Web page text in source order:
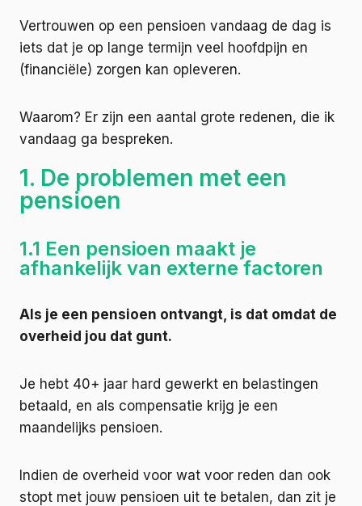
Vertrouwen op een pensioen vandaag de dag is
iets dat je op lange termijn veel hoofdpijn en
(financiële) zorgen kan opleveren.
Waarom? Er zijn een aantal grote redenen, die ik
vandaag ga bespreken.
1. De problemen met een
pensioen
1.1 Een pensioen maakt je
afhankelijk van externe factoren
Als je een pensioen ontvangt, is dat omdat de
overheid jou dat gunt.
Je hebt 40+ jaar hard gewerkt en belastingen
betaald, en als compensatie krijg je een
maandelijks pensioen.
Indien de overheid voor wat voor reden dan ook
stopt met jouw pensioen uit te betalen, dan zit je